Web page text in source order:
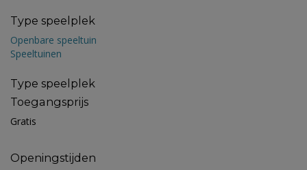
Type speelplek
Openbare speeltuin
Speeltuinen
Type speelplek
Toegangsprijs
Gratis
Openingstijden